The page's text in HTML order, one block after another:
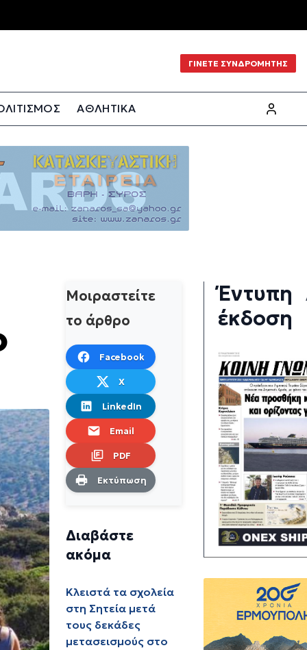
ΓΙΝΕΤΕ ΣΥΝΔΡΟΜΗΤΗΣ
ΑΘΛΗΤΙΚΑ
Μοιραστείτε
το άρθρο
Facebook
X
LinkedIn
Email
PDF
Εκτύπωση
Διαβάστε
ακόμα
Κλειστά τα σχολεία
στη Σητεία μετά
τους δεκάδες
μετασεισμούς στο
Έντυπη
έκδοση